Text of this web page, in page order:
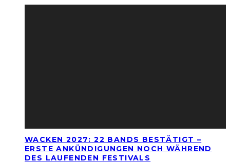
WACKEN 2027: 22 BANDS BESTÄTIGT –
ERSTE ANKÜNDIGUNGEN NOCH WÄHREND
DES LAUFENDEN FESTIVALS